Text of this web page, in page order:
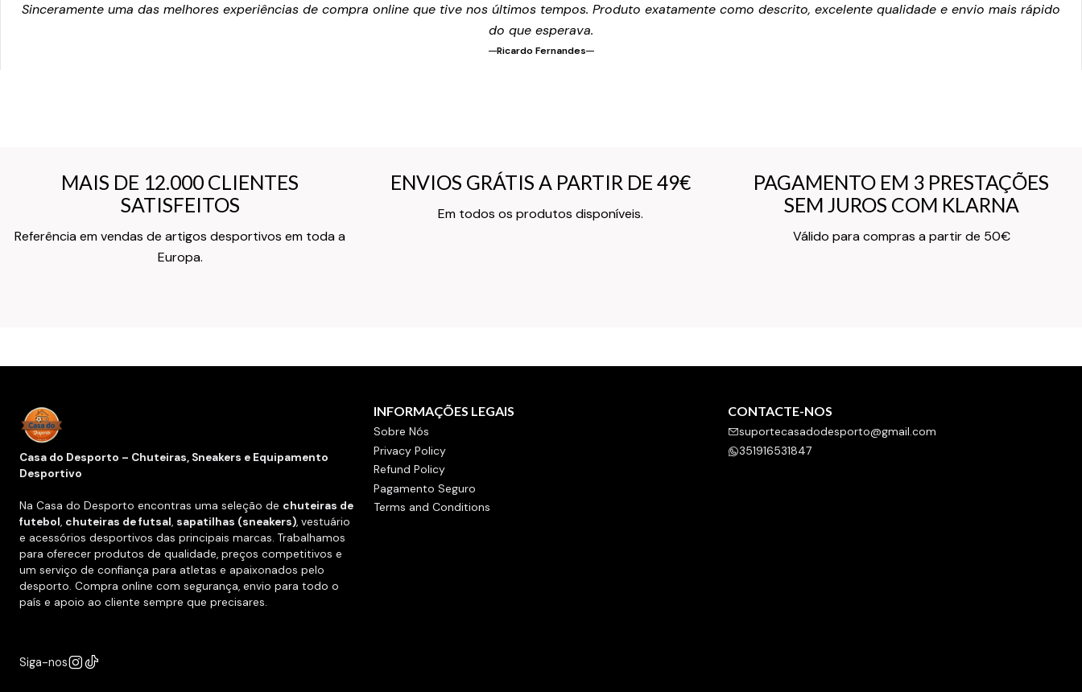
Sinceramente uma das melhores experiências de compra online que tive nos últimos tempos. Produto exatamente como descrito, excelente qualidade e envio mais rápido
do que esperava.
Ricardo Fernandes
MAIS DE 12.000 CLIENTES
SATISFEITOS
Referência em vendas de artigos desportivos em toda a
Europa.
MAIS DE 12.000 CLIENTES
SATISFEITOS
Texto do Verso do Cartão de Informação
ENVIOS GRÁTIS A PARTIR DE 49€
Em todos os produtos disponíveis.
ENVIOS GRÁTIS A PARTIR DE 49€
Texto do Verso do Cartão de Informação
PAGAMENTO EM 3 PRESTAÇÕES
SEM JUROS COM KLARNA
Válido para compras a partir de 50€
PAGAMENTO EM 3 PRESTAÇÕES
SEM JUROS COM KLARNA
Texto do Verso do Cartão de Informação
Casa do Desporto – Chuteiras, Sneakers e Equipamento
Desportivo
Na Casa do Desporto encontras uma seleção de chuteiras de
futebol, chuteiras de futsal, sapatilhas (sneakers), vestuário
e acessórios desportivos das principais marcas. Trabalhamos
para oferecer produtos de qualidade, preços competitivos e
um serviço de confiança para atletas e apaixonados pelo
desporto. Compra online com segurança, envio para todo o
país e apoio ao cliente sempre que precisares.
Siga-nos
INFORMAÇÕES LEGAIS
Sobre Nós
Privacy Policy
Refund Policy
Pagamento Seguro
Terms and Conditions
CONTACTE-NOS
suportecasadodesporto@gmail.com
351916531847